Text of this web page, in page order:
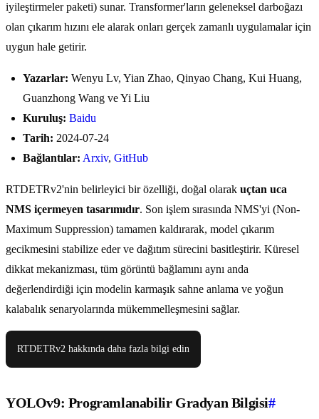
iyileştirmeler paketi) sunar. Transformer'ların geleneksel darboğazı
olan çıkarım hızını ele alarak onları gerçek zamanlı uygulamalar için
uygun hale getirir.
Yazarlar: Wenyu Lv, Yian Zhao, Qinyao Chang, Kui Huang,
Guanzhong Wang ve Yi Liu
Kuruluş: Baidu
Tarih: 2024-07-24
Bağlantılar: Arxiv, GitHub
RTDETRv2'nin belirleyici bir özelliği, doğal olarak uçtan uca
NMS içermeyen tasarımıdır. Son işlem sırasında NMS'yi (Non-
Maximum Suppression) tamamen kaldırarak, model çıkarım
gecikmesini stabilize eder ve dağıtım sürecini basitleştirir. Küresel
dikkat mekanizması, tüm görüntü bağlamını aynı anda
değerlendirdiği için modelin karmaşık sahne anlama ve yoğun
kalabalık senaryolarında mükemmelleşmesini sağlar.
RTDETRv2 hakkında daha fazla bilgi edin
YOLOv9: Programlanabilir Gradyan Bilgisi#